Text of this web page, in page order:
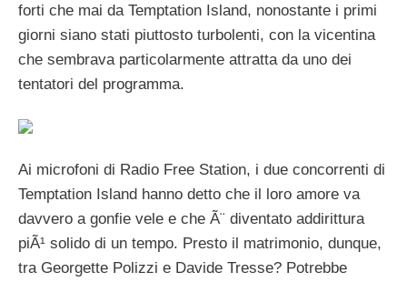
forti che mai da Temptation Island, nonostante i primi
giorni siano stati piuttosto turbolenti, con la vicentina
che sembrava particolarmente attratta da uno dei
tentatori del programma.
Ai microfoni di Radio Free Station, i due concorrenti di
Temptation Island hanno detto che il loro amore va
davvero a gonfie vele e che Ã¨ diventato addirittura
piÃ¹ solido di un tempo. Presto il matrimonio, dunque,
tra Georgette Polizzi e Davide Tresse? Potrebbe